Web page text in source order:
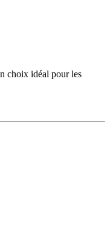
choix idéal pour les